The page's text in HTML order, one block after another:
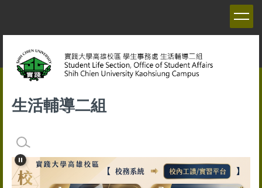
生活輔導二組